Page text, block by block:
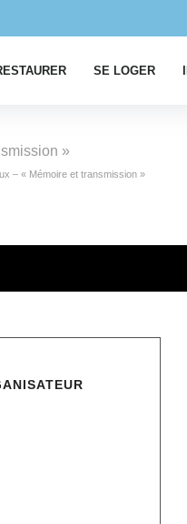
SE LOGER
»
– « Mémoire et transmission »